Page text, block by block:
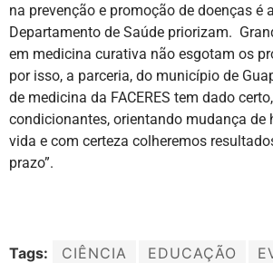
na prevenção e promoção de doenças é
Departamento de Saúde priorizam.
em medicina curativa não esgotam os
por isso, a parceria, do município de
de medicina da FACERES tem dado
condicionantes, orientando mudança de
vida e com certeza colheremos
prazo”.
Tags: CIÊNCIA EDUCAÇÃO